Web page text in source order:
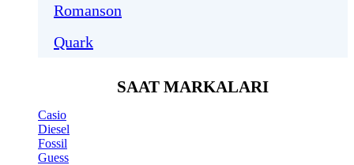
Romanson
Quark
SAAT MARKALARI
Casio
Diesel
Fossil
Guess